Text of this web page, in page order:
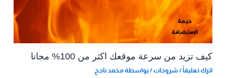
كيف تزيد من سرعة موقعك اكثر من 100% مجانا
اترك تعليقاً / شروحات / بواسطة محمد ناجح